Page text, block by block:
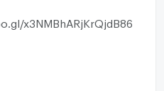
x3NMBhARjKrQjdB86